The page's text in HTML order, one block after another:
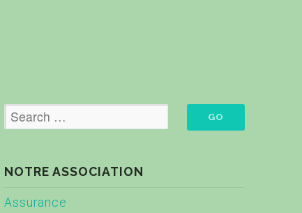
NOTRE ASSOCIATION
Assurance